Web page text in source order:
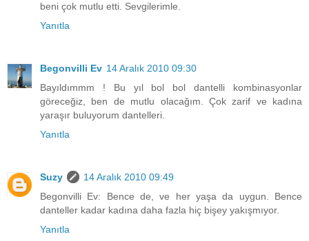
beni çok mutlu etti. Sevgilerimle.
Yanıtla
Begonvilli Ev 14 Aralık 2010 09:30
Bayıldımmm ! Bu yıl bol bol dantelli kombinasyonlar
göreceğiz, ben de mutlu olacağım. Çok zarif ve kadına
yaraşır buluyorum dantelleri.
Yanıtla
Suzy
14 Aralık 2010 09:49
Begonvilli Ev: Bence de, ve her yaşa da uygun. Bence
danteller kadar kadına daha fazla hiç bişey yakışmıyor.
Yanıtla